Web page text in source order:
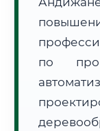
Расчет логистики
• Маршрут транзита:
• Экспресс-
по